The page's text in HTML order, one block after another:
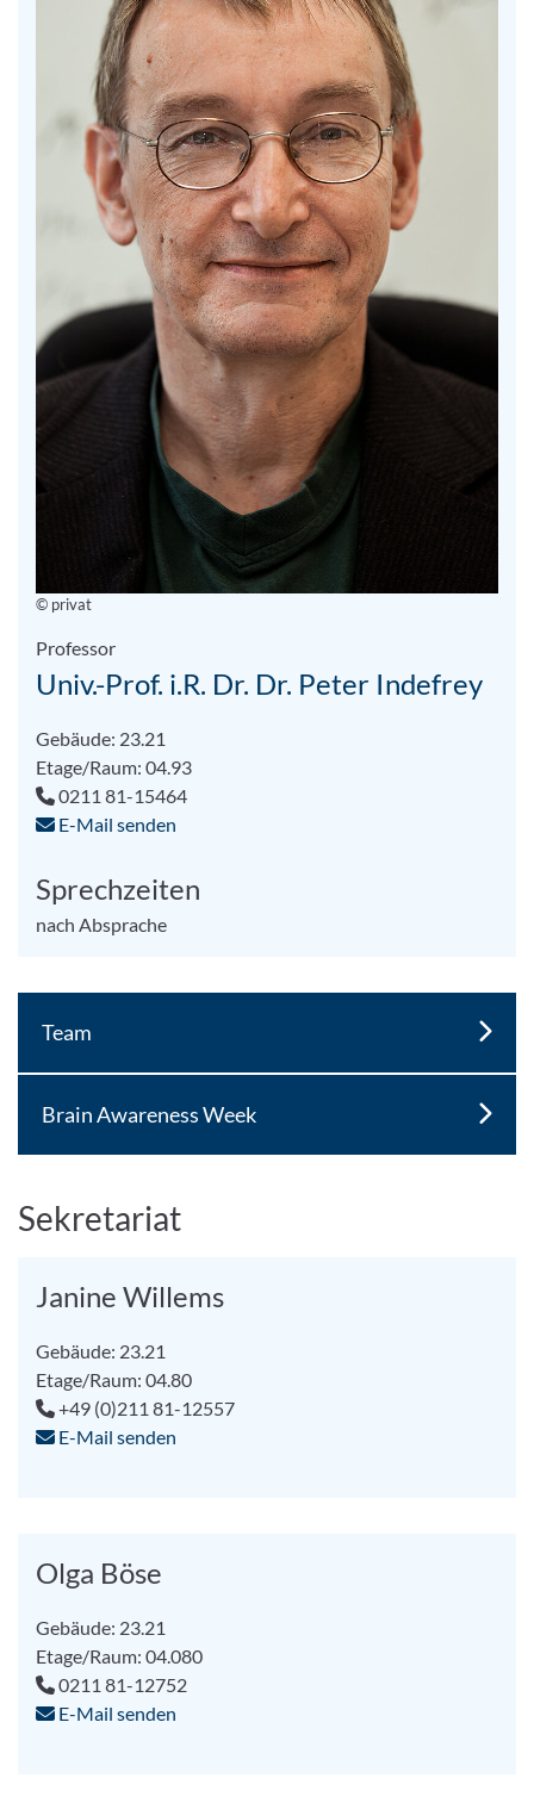
© privat
Professor
Univ.-Prof. i.R. Dr. Dr. Peter Indefrey
Gebäude: 23.21
Etage/Raum: 04.93
0211 81-15464
E-Mail senden
Sprechzeiten
nach Absprache
Team
Brain Awareness Week
Sekretariat
Janine Willems
Gebäude: 23.21
Etage/Raum: 04.80
+49 (0)211 81-12557
E-Mail senden
Olga Böse
Gebäude: 23.21
Etage/Raum: 04.080
0211 81-12752
E-Mail senden